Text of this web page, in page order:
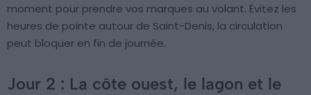
moment pour prendre vos marques au volant. Évitez les
heures de pointe autour de Saint-Denis, la circulation
peut bloquer en fin de journée.
Jour 2 : La côte ouest, le lagon et le